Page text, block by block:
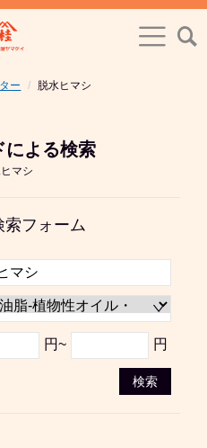
ー 脱水ヒマシ
による検索
マシ
索フォーム
円~ 円
検索